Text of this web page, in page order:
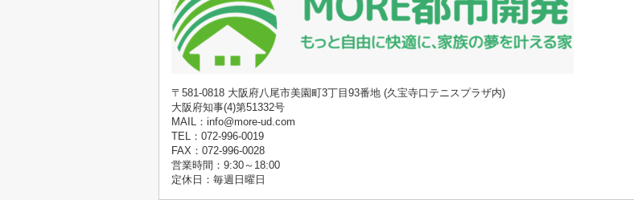
〒581-0818 大阪府八尾市美園町3丁目93番地 (久宝寺口テニスプラザ内)
大阪府知事(4)第51332号
MAIL：info@more-ud.com
TEL：072-996-0019
FAX：072-996-0028
営業時間：9:30～18:00
定休日：毎週日曜日